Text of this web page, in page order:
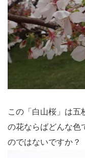
この「白山桜」は五
の花ならばどんな色
のではないですか？